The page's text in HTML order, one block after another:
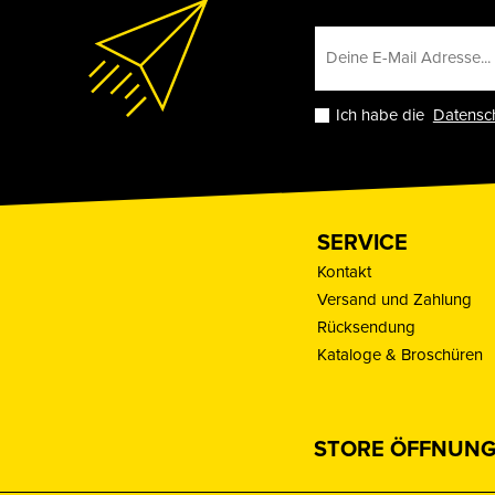
Ich habe die
SERVICE
Kontakt
Versand und Zahlung
Rücksendung
Kataloge & Broschüren
STORE